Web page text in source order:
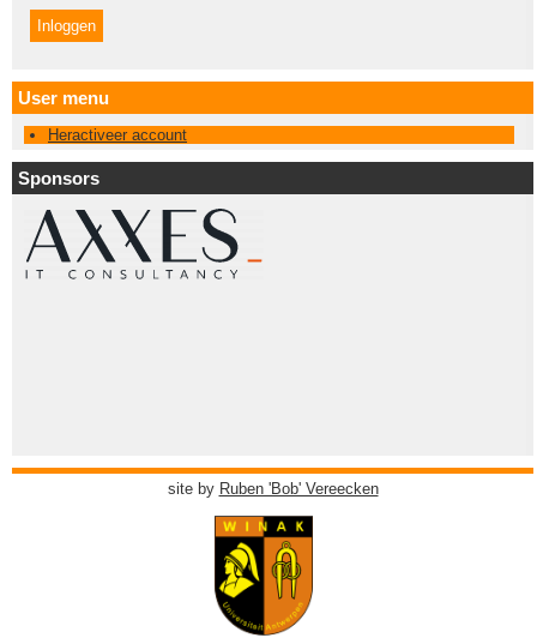
User menu
Heractiveer account
Sponsors
site by Ruben 'Bob' Vereecken